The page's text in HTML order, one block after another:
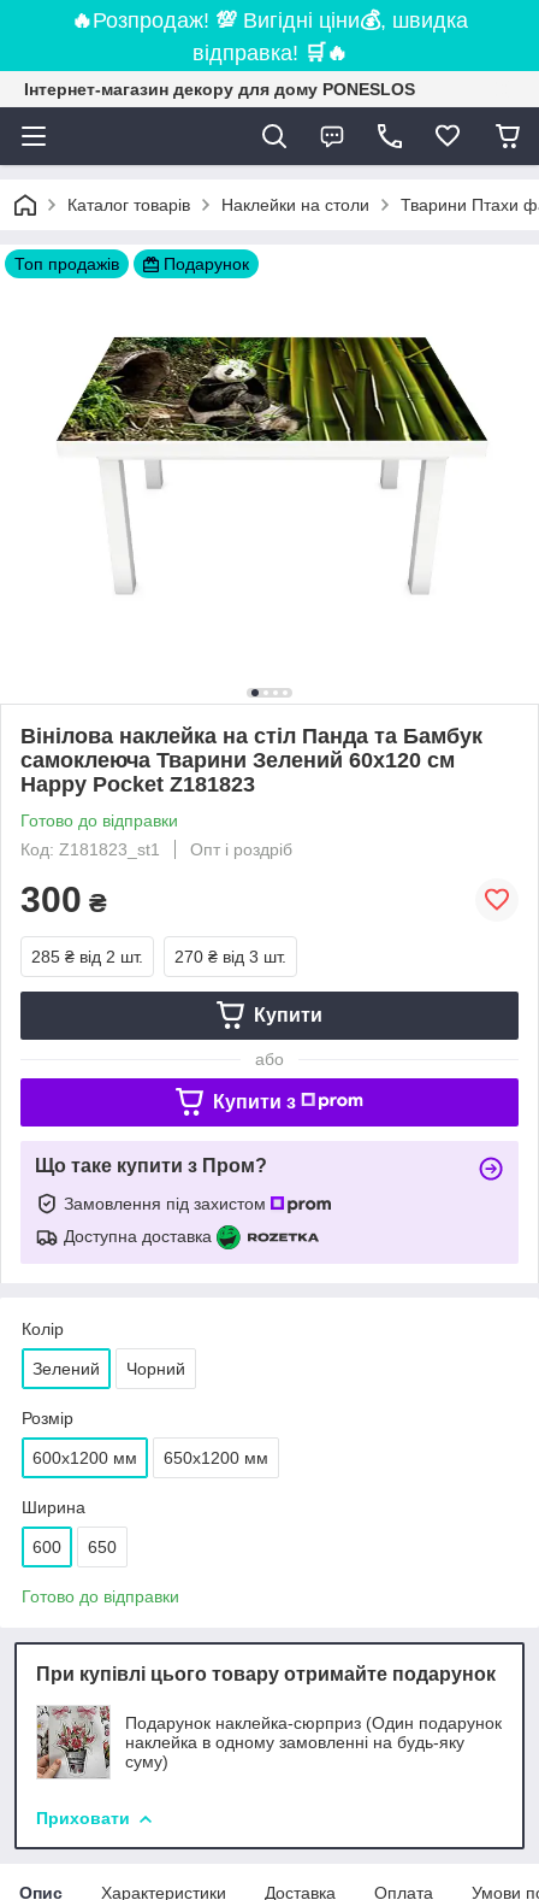
🔥Розпродаж! 💯 Вигідні ціни💰, швидка
відправка! 🛒 🔥
Інтернет-магазин декору для дому PONESLOS
Каталог товарів Наклейки на столи Тварини Птахи
Топ продажів Подарунок
Вінілова наклейка на стіл Панда та Бамбук
самоклеюча Тварини Зелений 60х120 см
Happy Pocket Z181823
Готово до відправки
Код: Z181823_st1
Опт і роздріб
300 ₴
285 ₴ від 2 шт. 270 ₴ від 3 шт.
Купити
або
Купити з
Що таке купити з Пром?
Замовлення під захистом
Доступна доставка
Колір
Зелений Чорний
Розмір
600х1200 мм 650х1200 мм
Ширина
600 650
Готово до відправки
При купівлі цього товару отримайте подарунок
Подарунок наклейка-сюрприз (Один подарунок
наклейка в одному замовленні на будь-яку
суму)
Приховати
Опис Характеристики Доставка Оплата Умови